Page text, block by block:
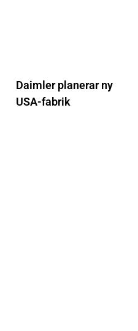
Daimler planerar ny
USA-fabrik